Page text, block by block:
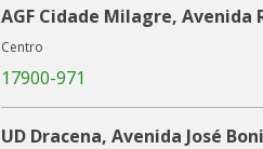
AGF Cidade Milagre, Avenida
Centro
17900-971
UD Dracena, Avenida José